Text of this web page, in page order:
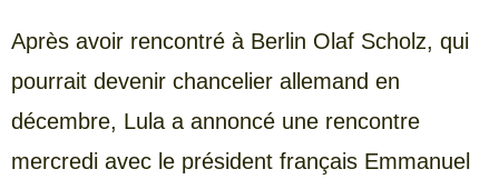
Après avoir rencontré à Berlin Olaf Scholz, qui
pourrait devenir chancelier allemand en
décembre, Lula a annoncé une rencontre
mercredi avec le président français Emmanuel